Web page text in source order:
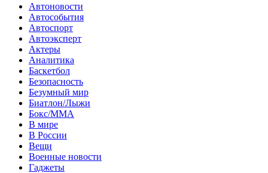
Автоновости
Автособытия
Автоспорт
Автоэксперт
Актеры
Аналитика
Баскетбол
Безопасность
Безумный мир
Биатлон/Лыжи
Бокс/MMA
В мире
В России
Вещи
Военные новости
Гаджеты